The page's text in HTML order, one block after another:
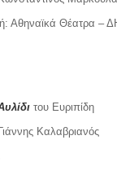
Αθηναϊκά Θέατρα –
του Ευριπίδη
Καλαβριανός